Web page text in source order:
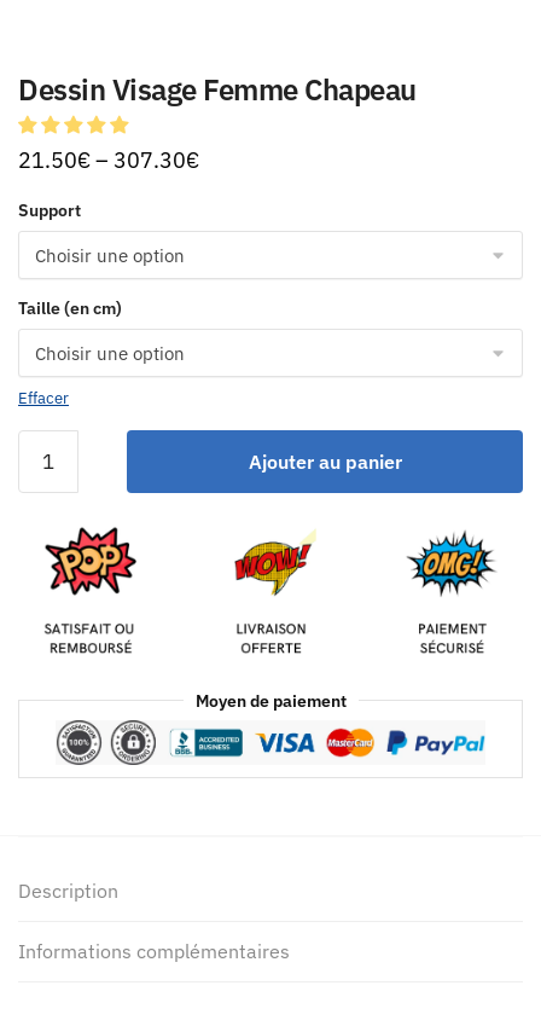
Dessin Visage Femme Chapeau
21.50€– 307.30€
Support
Taille (en cm)
Effacer
Ajouter au panier
Moyen de paiement
Description
Informations complémentaires